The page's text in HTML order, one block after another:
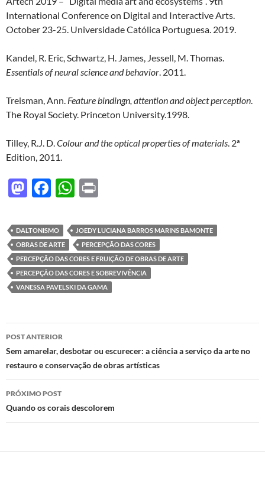
International Conference on Digital and Interactive Arts.
October 23-25. Universidade Católica Portuguesa. 2019.
Kandel, R. Eric, Schwartz, H. James, Jessell, M. Thomas.
Essentials of neural science and behavior. 2011.
Treisman, Ann. Feature bindingn, attention and object perception.
The Royal Society. Princeton University.1998.
Tilley, R.J. D.Colour and the optical properties of materials. 2ª
Edition, 2011.
M
to
d
o
n
F
e
b
o
o
k
W
at
s
A
p
p
nt
DALTONISMO
JOEDY LUCIANA BARROS MARINS BAMONTE
OBRAS DE ARTE
PERCEPÇÃO DAS CORES
PERCEPÇÃO DAS CORES E FRUIÇÃO DE OBRAS DE ARTE
PERCEPÇÃO DAS CORES E SOBREVIVÊNCIA
VANESSA PAVELSKI DA GAMA
Navegação
de
posts
POST ANTERIOR
Sem amarelar, desbotar ou escurecer: a ciência a serviço da arte no
restauro e conservação de obras artísticas
PRÓXIMO POST
Quando os corais descolorem